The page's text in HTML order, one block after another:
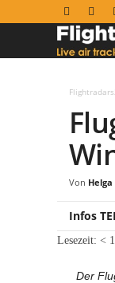
Von
Infos
Lesezeit: < 1
Der